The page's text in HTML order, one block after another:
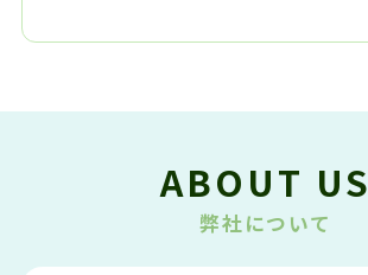
ABOUT US
弊社について